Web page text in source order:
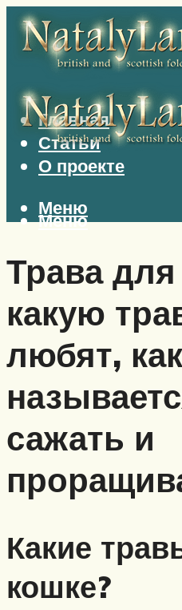
Главная
Статьи
О проекте
Меню
Меню
Трава
какую
любят,
сажать и
Какие
кошке?